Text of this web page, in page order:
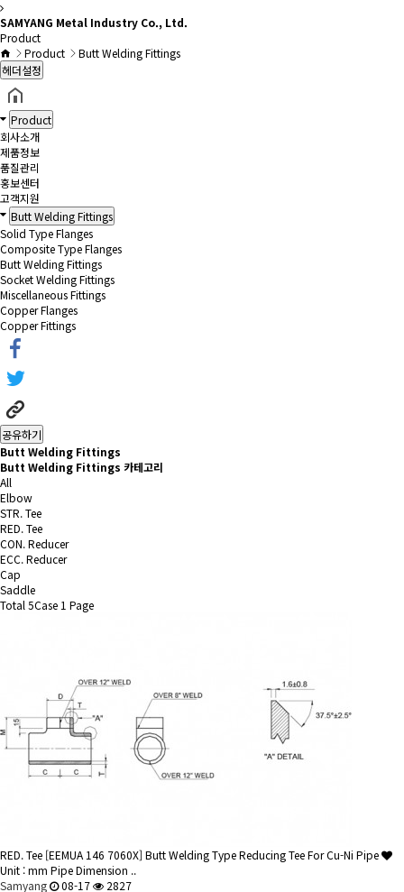
SAMYANG Metal Industry Co., Ltd.
Product
Product
Butt Welding Fittings
헤더설정
Product
회사소개
제품정보
품질관리
홍보센터
고객지원
Butt Welding Fittings
Solid Type Flanges
Composite Type Flanges
Butt Welding Fittings
Socket Welding Fittings
Miscellaneous Fittings
Copper Flanges
Copper Fittings
공유하기
Butt Welding Fittings
Butt Welding Fittings 카테고리
All
Elbow
STR. Tee
RED. Tee
CON. Reducer
ECC. Reducer
Cap
Saddle
Total 5Case 1 Page
RED. Tee [EEMUA 146 7060X] Butt Welding Type Reducing Tee For Cu-Ni Pipe
Unit : mm Pipe Dimension ..
Samyang
08-17 2827